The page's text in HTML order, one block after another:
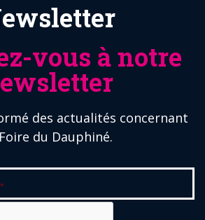
vous à notre
des actualités concernant
du Dauphiné.
*